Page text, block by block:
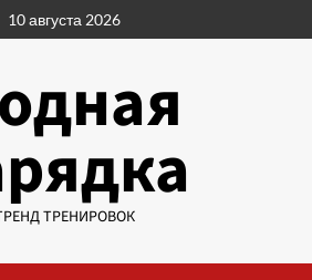
10 августа 2026
ТРЕНИРОВОК